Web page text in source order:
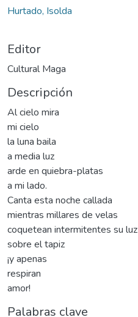
Hurtado, Isolda
Editor
Cultural Maga
Descripción
Al cielo mira
mi cielo
la luna baila
a media luz
arde en quiebra-platas
a mi lado.
Canta esta noche callada
mientras millares de velas
coquetean intermitentes su luz
sobre el tapiz
¡y apenas
respiran
amor!
Palabras clave